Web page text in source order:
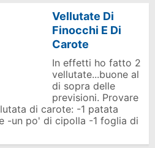
Vellutate Di
Finocchi E Di
Carote
In effetti ho fatto 2
vellutate...buone al
di sopra delle
previsioni. Provare
di carote: -1 patata
-un po' di cipolla -1 foglia di